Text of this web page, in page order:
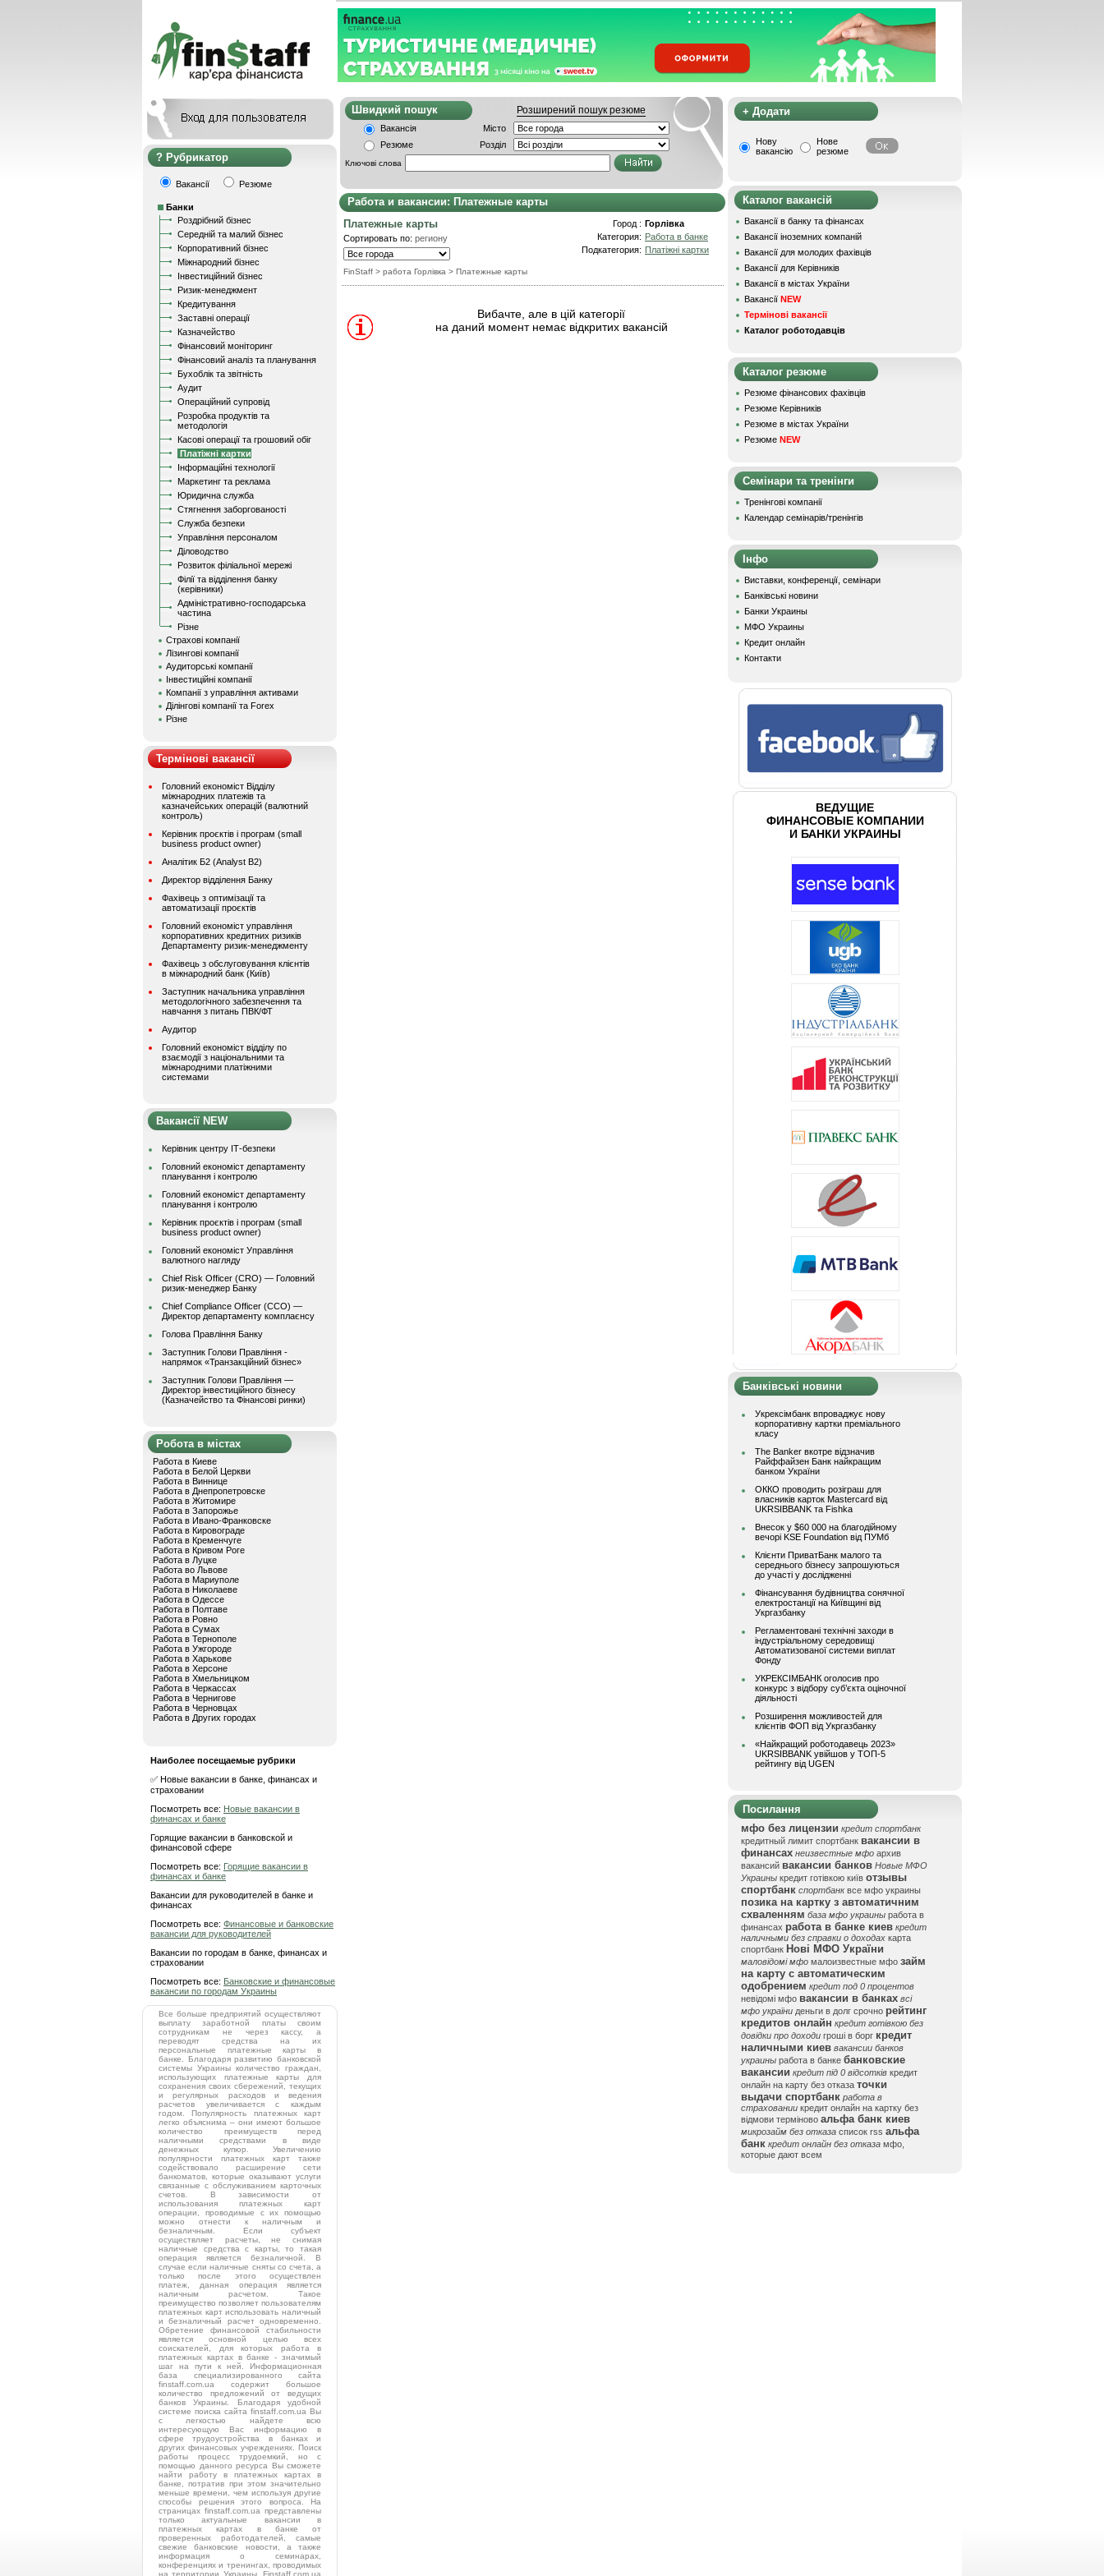
Рубрикатор
Вакансії Резюме
Банки
Роздрібний бізнес
Середній та малий бізнес
Корпоративний бізнес
Міжнародний бізнес
Інвестиційний бізнес
Ризик-менеджмент
Кредитування
Заставні операції
Казначейство
Фінансовий моніторинг
Фінансовий аналіз та планування
Бухоблік та звітність
Аудит
Операційний супровід
Розробка продуктів та
методологія
Касові операції та грошовий обіг
Платіжні картки
Інформаційні технології
Маркетинг та реклама
Юридична служба
Стягнення заборгованості
Служба безпеки
Управління персоналом
Діловодство
Розвиток філіальної мережі
Філії та відділення банку
(керівники)
Адміністративно-господарська
частина
Різне
Страхові компанії
Лізингові компанії
Аудиторські компанії
Інвестиційні компанії
Компанії з управління активами
Ділінгові компанії та Forex
Різне
Термінові вакансії
Головний економіст Відділу
міжнародних платежів та
казначейських операцій (валютний
контроль)
Керівник проєктів і програм (small
business product owner)
Аналітик Б2 (Analyst B2)
Директор відділення Банку
Фахівець з оптимізації та
автоматизації проєктів
Головний економіст управління
корпоративних кредитних ризиків
Департаменту ризик-менеджменту
Фахівець з обслуговування клієнтів
в міжнародний банк (Київ)
Заступник начальника управління
методологічного забезпечення та
навчання з питань ПВК/ФТ
Аудитор
Головний економіст відділу по
взаємодії з національними та
міжнародними платіжними
системами
Вакансії NEW
Керівник центру ІТ-безпеки
Головний економіст департаменту
планування і контролю
Головний економіст департаменту
планування і контролю
Керівник проєктів і програм (small
business product owner)
Головний економіст Управління
валютного нагляду
Chief Risk Officer (CRO) — Головний
ризик-менеджер Банку
Chief Compliance Officer (CCO) —
Директор департаменту комплаєнсу
Голова Правління Банку
Заступник Голови Правління -
напрямок «Транзакційний бізнес»
Заступник Голови Правління —
Директор інвестиційного бізнесу
(Казначейство та Фінансові ринки)
Робота в містах
Работа в Киеве
Работа в Белой Церкви
Работа в Виннице
Работа в Днепропетровске
Работа в Житомире
Работа в Запорожье
Работа в Ивано-Франковске
Работа в Кировограде
Работа в Кременчуге
Работа в Кривом Роге
Работа в Луцке
Работа во Львове
Работа в Мариуполе
Работа в Николаеве
Работа в Одессе
Работа в Полтаве
Работа в Ровно
Работа в Сумах
Работа в Тернополе
Работа в Ужгороде
Работа в Харькове
Работа в Херсоне
Работа в Хмельницком
Работа в Черкассах
Работа в Чернигове
Работа в Черновцах
Работа в Других городах
Наиболее посещаемые рубрики
✅ Новые вакансии в банке, финансах и
страховании
Посмотреть все: Новые вакансии в
финансах и банке
Горящие вакансии в банковской и
финансовой сфере
Посмотреть все: Горящие вакансии в
финансах и банке
Вакансии для руководителей в банке и
финансах
Посмотреть все: Финансовые и банковские
вакансии для руководителей
Вакансии по городам в банке, финансах и
страховании
Посмотреть все: Банковские и финансовые
вакансии по городам Украины
Все больше предприятий осуществляют
выплату заработной платы своим
сотрудникам не через кассу, а
переводят средства на их
персональные платежные карты в
банке. Благодаря развитию банковской
системы Украины количество граждан,
использующих платежные карты для
сохранения своих сбережений, текущих
и регулярных расходов и ведения
расчетов увеличивается с каждым
годом. Популярность платежных карт
легко объяснима – они имеют большое
количество преимуществ перед
наличными средствами в виде
денежных купюр. Увеличению
популярности платежных карт также
содействовало расширение сети
банкоматов, которые оказывают услуги
связанные с обслуживанием карточных
счетов. В зависимости от
использования платежных карт
операции, проводимые с их помощью
можно отнести к наличным и
безналичным. Если субъект
осуществляет расчеты, не снимая
наличные средства с карты, то такая
операция является безналичной. В
случае если наличные сняты со счета, а
только после этого осуществлен
платеж, данная операция является
наличным расчетом. Такое
преимущество позволяет пользователям
платежных карт использовать наличный
и безналичный расчет одновременно.
Обретение финансовой стабильности
является основной целью всех
соискателей, для которых работа в
платежных картах в банке - значимый
шаг на пути к ней. Информационная
база специализированного сайта
finstaff.com.ua содержит большое
количество предложений от ведущих
банков Украины. Благодаря удобной
системе поиска сайта finstaff.com.ua Вы
с легкостью найдете всю
интересующую Вас информацию в
сфере трудоустройства в банках и
других финансовых учреждениях. Поиск
работы процесс трудоемкий, но с
помощью данного ресурса Вы сможете
найти работу в платежных картах в
банке, потратив при этом значительно
меньше времени, чем используя другие
способы решения этого вопроса. На
страницах finstaff.com.ua представлены
только актуальные вакансии в
платежных картах в банке от
проверенных работодателей, самые
свежие банковские новости, а также
информация о семинарах,
конференциях и тренингах, проводимых
на территории Украины. Finstaff.com.ua
Швидкий пошук Розширений пошук резюме
Вакансія
Місто
Резюме
Розділ
Ключові слова
Работа и вакансии: Платежные карты
Платежные карты
Сортировать по: региону
FinStaff > работа Горлівка > Платежные карты
Город : Горлівка
Категория: Работа в банке
Подкатегория: Платіжні картки
Вибачте, але в цій категорії
на даний момент немає відкритих вакансій
+ Додати
Нову
вакансію
Нове
резюме
Каталог вакансій
Вакансії в банку та фінансах
Вакансії іноземних компаній
Вакансії для молодих фахівців
Вакансії для Керівників
Вакансії в містах України
Вакансії NEW
Термінові вакансії
Каталог роботодавців
Каталог резюме
Резюме фінансових фахівців
Резюме Керівників
Резюме в містах України
Резюме NEW
Семінари та тренінги
Тренінгові компанії
Календар семінарів/тренінгів
Інфо
Виставки, конференції, семінари
Банківські новини
Банки Украины
МФО Украины
Кредит онлайн
Контакти
ВЕДУЩИЕ
ФИНАНСОВЫЕ КОМПАНИИ
И БАНКИ УКРАИНЫ
Банківські новини
Укрексімбанк впроваджує нову
корпоративну картки преміального
класу
The Banker вкотре відзначив
Райффайзен Банк найкращим
банком України
ОККО проводить розіграш для
власників карток Mastercard від
UKRSIBBANK та Fishka
Внесок у $60 000 на благодійному
вечорі KSE Foundation від ПУМб
Клієнти ПриватБанк малого та
середнього бізнесу запрошуються
до участі у дослідженні
Фінансування будівництва сонячної
електростанції на Київщині від
Укргазбанку
Регламентовані технічні заходи в
індустріальному середовищі
Автоматизованої системи виплат
Фонду
УКРЕКСІМБАНК оголосив про
конкурс з відбору суб’єкта оціночної
діяльності
Розширення можливостей для
клієнтів ФОП від Укргазбанку
«Найкращий роботодавець 2023»
UKRSIBBANK увійшов у ТОП-5
рейтингу від UGEN
Посилання
мфо без лицензии кредит спортбанк
кредитный лимит спортбанк вакансии в
финансах неизвестные мфо архив
вакансий вакансии банков Новые МФО
Украины кредит готівкою київ отзывы
спортбанк спортбанк все мфо украины
позика на картку з автоматичним
схваленням база мфо украины работа в
финансах работа в банке киев кредит
наличными без справки о доходах карта
спортбанк Нові МФО України
маловідомі мфо малоизвестные мфо займ
на карту с автоматическим
одобрением кредит под 0 процентов
невідомі мфо вакансии в банках всі
мфо україни деньги в долг срочно рейтинг
кредитов онлайн кредит готівкою без
довідки про доходи гроші в борг кредит
наличными киев вакансии банков
украины работа в банке банковские
вакансии кредит під 0 відсотків кредит
онлайн на карту без отказа точки
выдачи спортбанк работа в
страховании кредит онлайн на картку без
відмови терміново альфа банк киев
микрозайм без отказа список rss альфа
банк кредит онлайн без отказа мфо,
которые дают всем